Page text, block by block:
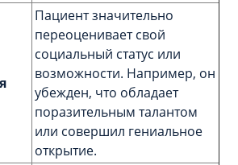
Пациент значительно
переоценивает свой
социальный статус или
возможности. Например, он
убежден, что обладает
поразительным талантом
или совершил гениальное
открытие.